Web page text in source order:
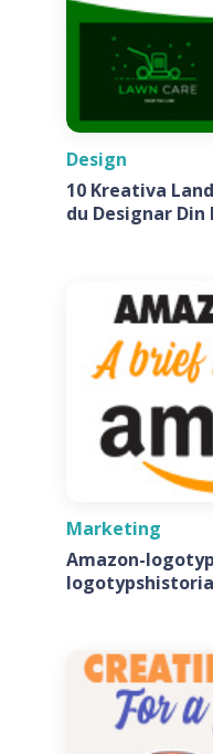
Design
10 Kreativa
du Designar Din
Marketing
Amazon-
logotypshistoria